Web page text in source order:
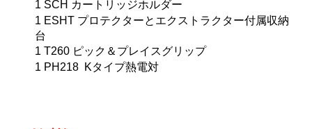
1 SCH カートリッジホルダー
1 ESHT プロテクターとエクストラクター付属収納
台
1 T260 ピック＆プレイスグリップ
1 PH218 Kタイプ熱電対